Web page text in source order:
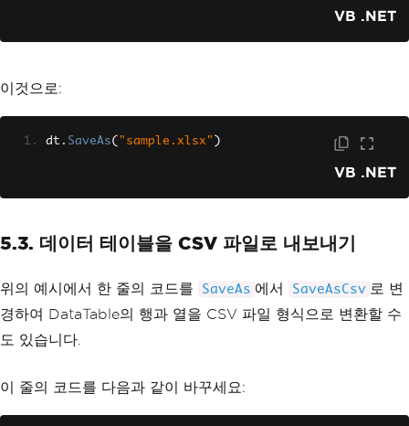
            rowCount
+=
1
e.xls"
    End Sub
VB .NET
이것으로:
dt . SaveAs( "sample.xlsx" )
VB .NET
5.3. 데이터 테이블을 CSV 파일로 내보내기
위의 예시에서 한 줄의 코드를 SaveAs 에서 SaveAsCsv 로 변
경하여 DataTable의 행과 열을 CSV 파일 형식으로 변환할 수
도 있습니다.
이 줄의 코드를 다음과 같이 바꾸세요: